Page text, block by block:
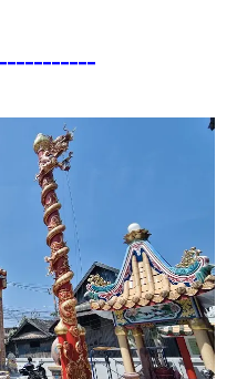
-